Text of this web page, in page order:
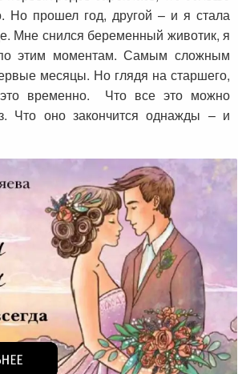
Но прошел год, другой – и я стала
Мне снился беременный животик, я
по этим моментам. Самым сложным
месяцы. Но глядя на старшего,
временно. Что все это можно
Что оно закончится однажды – и